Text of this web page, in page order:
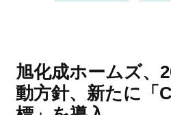
旭化成ホームズ、
動方針、新たに「